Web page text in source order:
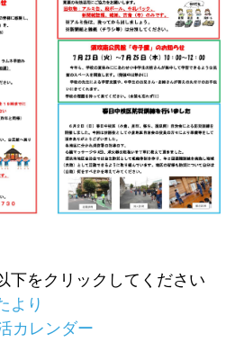
ー
ム
ペ
ー
ジ
す
をクリックしてください
より
カレンダー